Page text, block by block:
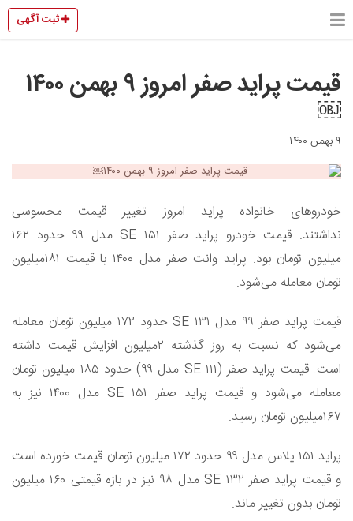
ثبت آگهی
قیمت پراید صفر امروز ۹ بهمن ۱۴۰۰
￼
۹ بهمن ۱۴۰۰
خودروهای خانواده پراید امروز تغییر قیمت محسوسی
نداشتند. قیمت خودرو پراید صفر SE ۱۵۱ مدل ۹۹ حدود ۱۶۲
میلیون تومان بود. پراید وانت صفر مدل ۱۴۰۰ با قیمت ۱۸۱میلیون
تومان معامله می‌شود.
قیمت پراید صفر ۹۹ مدل ۱۳۱ SE حدود ۱۷۲ میلیون تومان معامله
می‌شود که نسبت به روز گذشته ۲میلیون افزایش قیمت داشته
است. قیمت پراید صفر (۱۱۱‌ SE مدل ۹۹) حدود ۱۸۵ میلیون تومان
معامله می‌شود و قیمت پراید صفر SE ۱۵۱ مدل ۱۴۰۰ نیز به
۱۶۷میلیون تومان رسید.
پراید ۱۵۱ پلاس مدل ۹۹ حدود ۱۷۲ میلیون تومان قیمت خورده است
و قیمت پراید صفر ۱۳۲ SE مدل ۹۸ نیز در بازه قیمتی ۱۶۰ میلیون
تومان بدون تغییر ماند.